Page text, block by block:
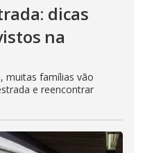
dicas
na
muitas famílias vão
e reencontrar